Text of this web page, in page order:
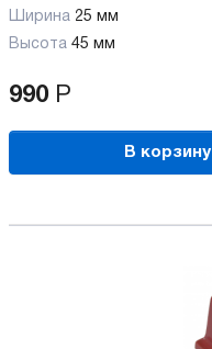
Ширина 25 мм
Высота 45 мм
990 Р
В корзину